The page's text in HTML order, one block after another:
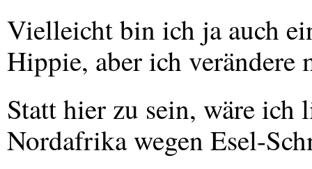
Vielleicht bin ich ja auch
Hippie, aber ich verändere
Statt hier zu sein, wäre
Nordafrika wegen Esel-